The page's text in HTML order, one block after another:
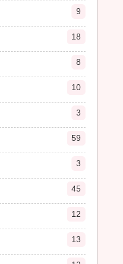
9
18
8
10
3
59
3
45
12
13